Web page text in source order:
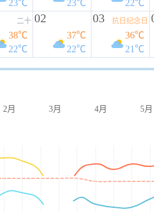
23℃
23℃
22℃
二十
38℃
22℃
02
37℃
22℃
03 抗日纪念日
36℃
21℃
2月 3月 4月 5月